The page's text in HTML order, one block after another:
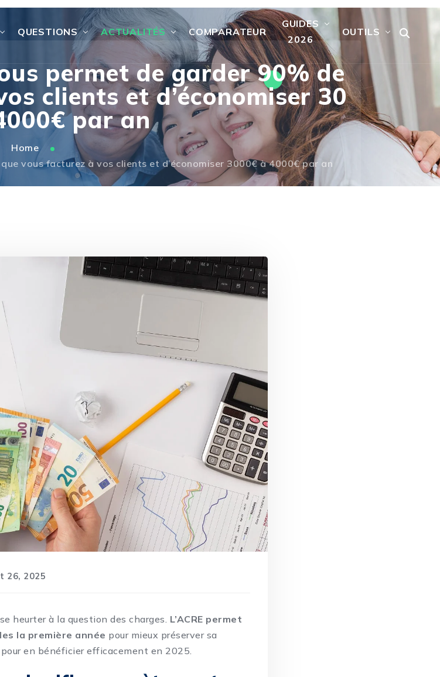
QUESTIONS ACTUALITÉS COMPARATEUR
GUIDES
2026
OUTILS
permet de garder 90% de
clients et d’économiser 30
par an
Home
vous facturez à vos clients et d’économiser 3000€ à 4000€ par an
26, 2025
heurter à la question des charges. L’ACRE permet
la première année pour mieux préserver sa
en bénéficier efficacement en 2025.